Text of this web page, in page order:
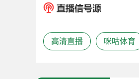
高清直播 咪咕体育